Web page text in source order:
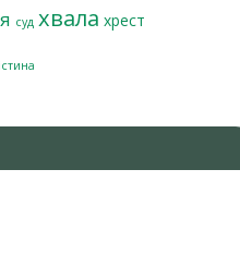
суд хвала хрест
істина